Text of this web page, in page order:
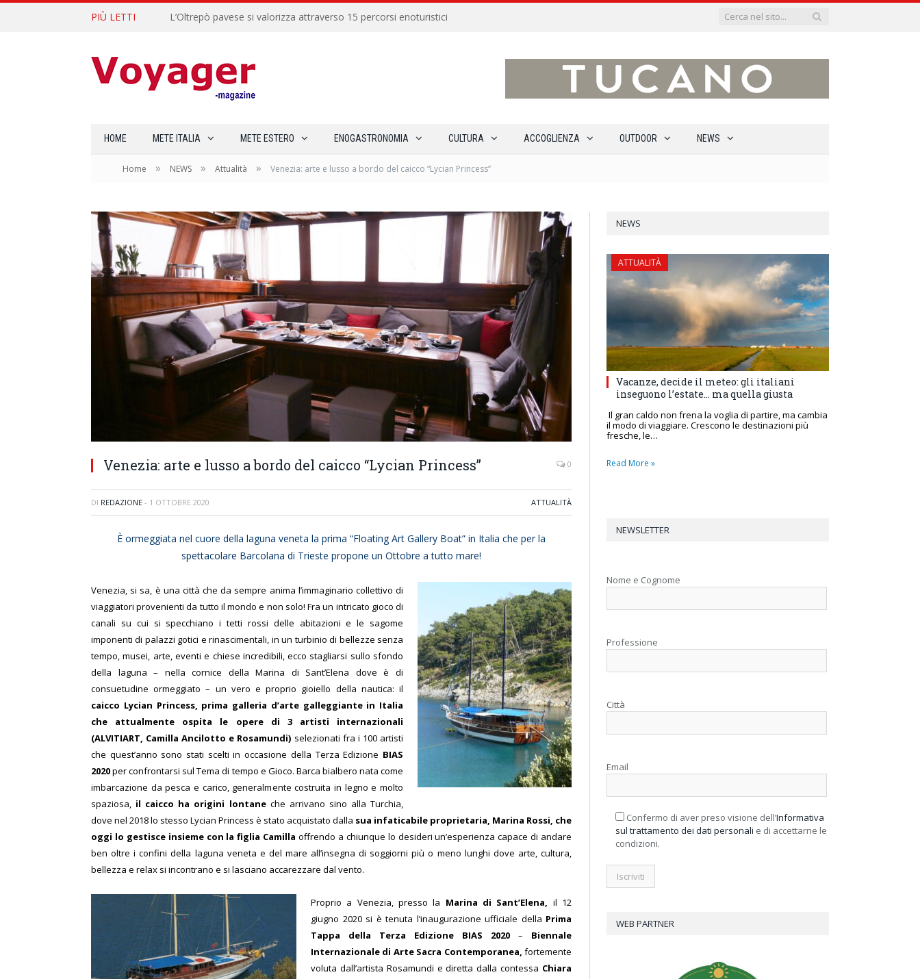
PIÙ LETTI L’Oltrepò pavese si valorizza attraverso 15 percorsi enoturistici
HOME METE ITALIA METE ESTERO ENOGASTRONOMIA CULTURA ACCOGLIENZA OUTDOOR NEWS
Home » NEWS » Attualità » Venezia: arte e lusso a bordo del caicco “Lycian Princess”
Venezia: arte e lusso a bordo del caicco “Lycian Princess” 0
DI REDAZIONE - 1 OTTOBRE 2020 ATTUALITÀ
È ormeggiata nel cuore della laguna veneta la prima “Floating Art Gallery Boat” in Italia che per la
spettacolare Barcolana di Trieste propone un Ottobre a tutto mare!
Venezia, si sa, è una città che da sempre anima l’immaginario collettivo di
viaggiatori provenienti da tutto il mondo e non solo! Fra un intricato gioco di
canali su cui si specchiano i tetti rossi delle abitazioni e le sagome
imponenti di palazzi gotici e rinascimentali, in un turbinio di bellezze senza
tempo, musei, arte, eventi e chiese incredibili, ecco stagliarsi sullo sfondo
della laguna – nella cornice della Marina di Sant’Elena dove è di
consuetudine ormeggiato – un vero e proprio gioiello della nautica: il
caicco Lycian Princess, prima galleria d’arte galleggiante in Italia
che attualmente ospita le opere di 3 artisti internazionali
(ALVITIART, Camilla Ancilotto e Rosamundi) selezionati fra i 100 artisti
che quest’anno sono stati scelti in occasione della Terza Edizione BIAS
2020per confrontarsi sul Tema di tempo e Gioco. Barca bialbero nata come
imbarcazione da pesca e carico, generalmente costruita in legno e molto
spaziosa, il caicco ha origini lontaneche arrivano sino alla Turchia,
dove nel 2018 lo stesso Lycian Princess è stato acquistato dalla sua infaticabile proprietaria, Marina Rossi, che
oggi lo gestisce insieme con la figlia Camilla offrendo a chiunque lo desideri un’esperienza capace di andare
ben oltre i confini della laguna veneta e del mare all’insegna di soggiorni più o meno lunghi dove arte, cultura,
bellezza e relax si incontrano e si lasciano accarezzare dal vento.
Proprio a Venezia, presso la Marina di Sant’Elena, il 12
giugno 2020 si è tenuta l’inaugurazione ufficiale della Prima
Tappa della Terza Edizione BIAS 2020 – Biennale
Internazionale di Arte Sacra Contemporanea, fortemente
voluta dall’artista Rosamundi e diretta dalla contessa Chiara
NEWS
ATTUALITÀ
Vacanze, decide il meteo: gli italiani
inseguono l’estate… ma quella giusta
Il gran caldo non frena la voglia di partire, ma cambia
il modo di viaggiare. Crescono le destinazioni più
fresche, le…
Read More »
NEWSLETTER
Nome e Cognome
Professione
Città
Email
Confermo di aver preso visione dell’Informativa
sul trattamento dei dati personali e di accettarne le
condizioni.
WEB PARTNER